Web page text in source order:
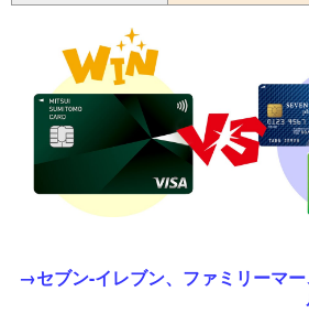
→セブン-イレブン、ファミリーマ